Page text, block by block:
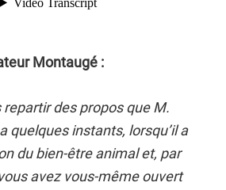
Montaugé :
repartir des propos que M.
quelques instants, lorsqu’il a
du bien-être animal et, par
avez vous-même ouvert